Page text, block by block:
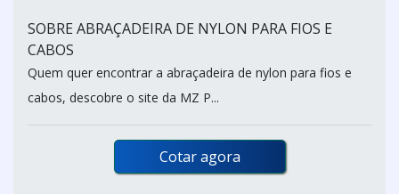
SOBRE ABRAÇADEIRA DE NYLON PARA FIOS E
CABOS
Quem quer encontrar a abraçadeira de nylon para fios e
cabos, descobre o site da MZ P...
Cotar agora